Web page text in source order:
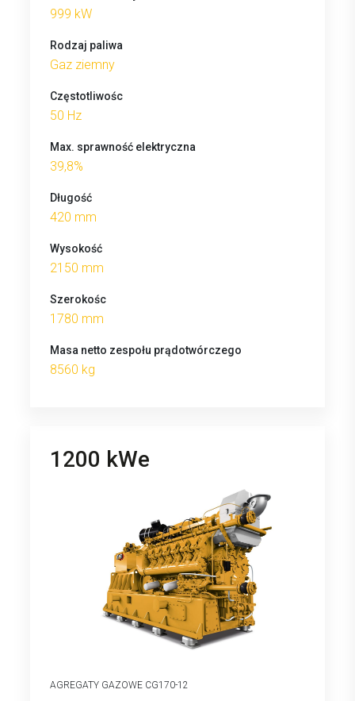
999 kW
Rodzaj paliwa
Gaz ziemny
Częstotliwośc
50 Hz
Max. sprawność elektryczna
39,8%
Długość
420 mm
Wysokość
2150 mm
Szerokośc
1780 mm
Masa netto zespołu prądotwórczego
8560 kg
1200 kWe
AGREGATY GAZOWE CG170-12